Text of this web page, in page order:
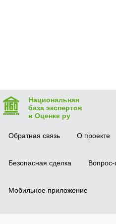
Национальная
база экспертов
в Оценке ру
Обратная связь О проекте
Безопасная сделка Вопрос-
Мобильное приложение